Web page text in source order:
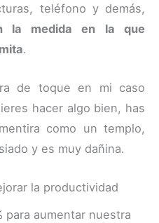
teléfono y demás,
la medida en la que
.
de toque en mi caso
hacer algo bien, has
como un templo,
y es muy dañina.
para aumentar nuestra